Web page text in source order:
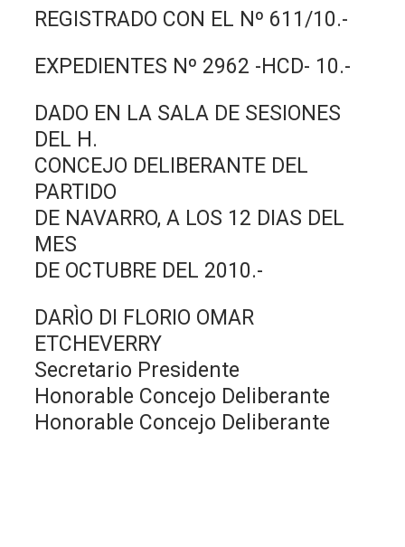
REGISTRADO CON EL Nº 611/10.-
EXPEDIENTES Nº 2962 -HCD- 10.-
DADO EN LA SALA DE SESIONES
DEL H.
CONCEJO DELIBERANTE DEL
PARTIDO
DE NAVARRO, A LOS 12 DIAS DEL
MES
DE OCTUBRE DEL 2010.-
DARÌO DI FLORIO OMAR
ETCHEVERRY
Secretario Presidente
Honorable Concejo Deliberante
Honorable Concejo Deliberante